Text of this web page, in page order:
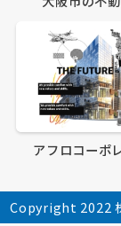
アフロコーポ
Copyright 2022